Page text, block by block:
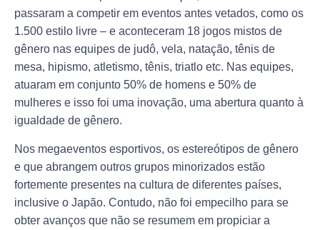
passaram a competir em eventos antes vetados, como os
1.500 estilo livre – e aconteceram 18 jogos mistos de
gênero nas equipes de judô, vela, natação, tênis de
mesa, hipismo, atletismo, tênis, triatlo etc. Nas equipes,
atuaram em conjunto 50% de homens e 50% de
mulheres e isso foi uma inovação, uma abertura quanto à
igualdade de gênero.
Nos megaeventos esportivos, os estereótipos de gênero
e que abrangem outros grupos minorizados estão
fortemente presentes na cultura de diferentes países,
inclusive o Japão. Contudo, não foi empecilho para se
obter avanços que não se resumem em propiciar a